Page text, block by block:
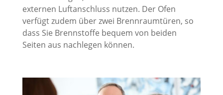
externen Luftanschluss nutzen. Der Ofen
verfügt zudem über zwei Brennraumtüren, so
dass Sie Brennstoffe bequem von beiden
Seiten aus nachlegen können.